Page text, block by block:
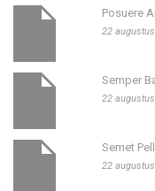
Posuere
22
Semper
22
Semet
22